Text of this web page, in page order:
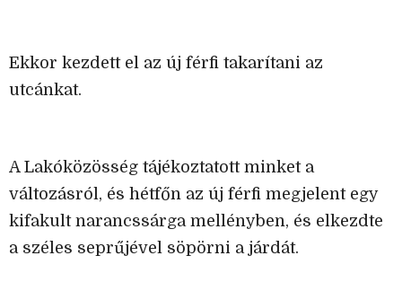
Ekkor kezdett el az új férfi takarítani az
utcánkat.
A Lakóközösség tájékoztatott minket a
változásról, és hétfőn az új férfi megjelent egy
kifakult narancssárga mellényben, és elkezdte
a széles seprűjével söpörni a járdát.